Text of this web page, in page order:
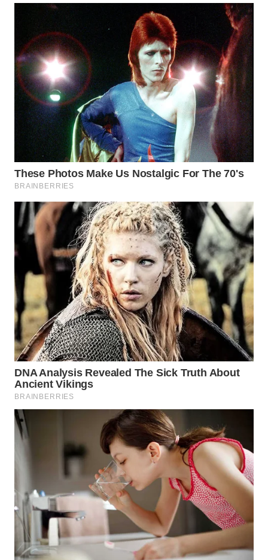
KEPULAUAN
WN
TANGERANG
WN
BINJAI
CIREBON
WN
INDRAMAYU
WN
KUNINGAN
WN
MAJALENGKA
WN
SUBANG
WN
SUKABUMI
WN
PURWAKARTA
WN
SEMARANG
WN